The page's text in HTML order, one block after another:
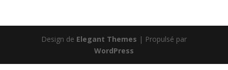
Design de Elegant Themes | Propulsé par
WordPress